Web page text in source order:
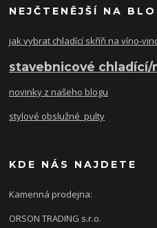
NEJČTENĚJŠÍ NA
jak vybrat chladící skříň na víno-
stavebnicové chladící/
novinky z našeho blogu
stylové obslužné pulty
KDE NÁS NAJDETE
Kamenná prodejna:
ORSON TRADING s.r.o.